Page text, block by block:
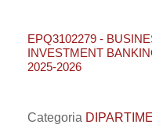
EPQ3102279 -
INVESTMENT
2025-2026
Categoria